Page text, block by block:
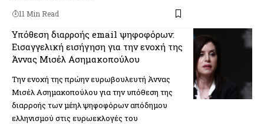
11 Min Read
Υπόθεση διαρροής email ψηφοφόρων:
Εισαγγελική εισήγηση για την ενοχή της
Άννας Μισέλ Ασημακοπούλου
Την ενοχή της πρώην ευρωβουλευτή Άννας
Μισέλ Ασημακοπούλου για την υπόθεση της
διαρροής των μέηλ ψηφοφόρων απόδημου
ελληνισμού στις ευρωεκλογές του